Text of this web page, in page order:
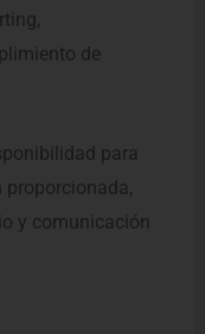
de
para
y comunicación